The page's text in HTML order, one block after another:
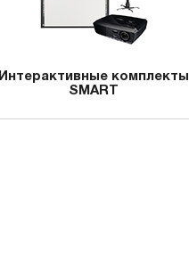
Интерактивные комплекты
SMART